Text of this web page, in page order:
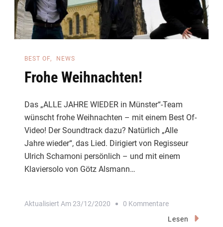
BEST OF NEWS
Frohe Weihnachten!
Das „ALLE JAHRE WIEDER in Münster“-Team
wünscht frohe Weihnachten – mit einem Best Of-
Video! Der Soundtrack dazu? Natürlich „Alle
Jahre wieder“, das Lied. Dirigiert von Regisseur
Ulrich Schamoni persönlich – und mit einem
Klaviersolo von Götz Alsmann…
Aktualisiert Am23/12/2020 0 KommentareZu
Frohe
Lesen